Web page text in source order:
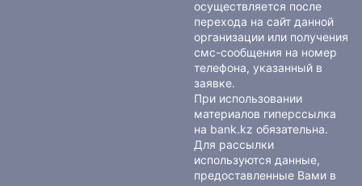
осуществляется после
перехода на сайт данной
организации или получения
смс-сообщения на номер
телефона, указанный в
заявке.
При использовании
материалов гиперссылка
на bank.kz обязательна.
Для рассылки
используются данные,
предоставленные Вами в